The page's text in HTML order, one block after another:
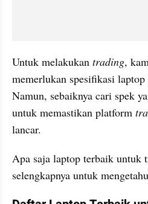
Untuk melakukan trading,
memerlukan spesifikasi
Namun, sebaiknya cari spek
untuk memastikan platform
lancar.
Apa saja laptop terbaik untuk
selengkapnya untuk